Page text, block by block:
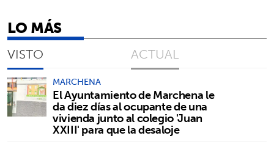
LO MÁS
VISTO ACTUAL
MARCHENA
El Ayuntamiento de Marchena le
da diez días al ocupante de una
vivienda junto al colegio 'Juan
XXIII' para que la desaloje